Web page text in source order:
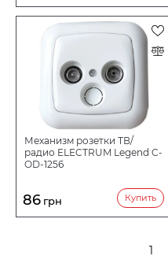
Механизм розетки ТВ/
радио ELECTRUM Legend C-
OD-1256
86 грн Купить
1